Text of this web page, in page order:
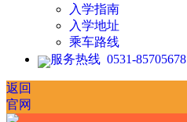
入学指南
入学地址
乘车路线
服务热线 0531-85705678
返回
官网